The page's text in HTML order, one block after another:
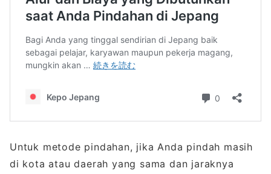
Untuk metode pindahan, jika Anda pindah masih
di kota atau daerah yang sama dan jaraknya